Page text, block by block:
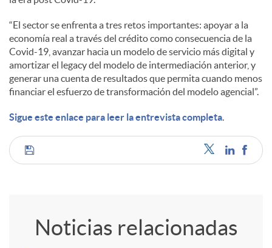
e
n
i
d
s
“El sector se enfrenta a tres retos importantes: apoyar a la
economía real a través del crédito como consecuencia de la
Covid-19, avanzar hacia un modelo de servicio más digital y
amortizar el legacy del modelo de intermediación anterior, y
generar una cuenta de resultados que permita cuando menos
financiar el esfuerzo de transformación del modelo agencial”.
Sigue este enlace para leer la entrevista completa.
C
Noticias relacionadas